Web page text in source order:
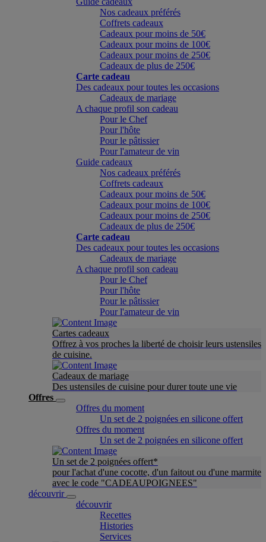
Nos cadeaux préférés
Coffrets cadeaux
Cadeaux pour moins de 50€
Cadeaux pour moins de 100€
Cadeaux pour moins de 250€
Cadeaux de plus de 250€
Carte cadeau
Des cadeaux pour toutes les occasions
Cadeaux de mariage
A chaque profil son cadeau
Pour le Chef
Pour l'hôte
Pour le pâtissier
Pour l'amateur de vin
Guide cadeaux
Nos cadeaux préférés
Coffrets cadeaux
Cadeaux pour moins de 50€
Cadeaux pour moins de 100€
Cadeaux pour moins de 250€
Cadeaux de plus de 250€
Carte cadeau
Des cadeaux pour toutes les occasions
Cadeaux de mariage
A chaque profil son cadeau
Pour le Chef
Pour l'hôte
Pour le pâtissier
Pour l'amateur de vin
Cartes cadeaux
Offrez à vos proches la liberté de choisir leurs ustensiles
de cuisine.
Cadeaux de mariage
Des ustensiles de cuisine pour durer toute une vie
Offres
Offres du moment
Un set de 2 poignées en silicone offert
Offres du moment
Un set de 2 poignées en silicone offert
Un set de 2 poignées offert*
pour l'achat d'une cocotte, d'un faitout ou d'une marmite
avec le code "CADEAUPOIGNEES"
découvrir
découvrir
Recettes
Histories
Services